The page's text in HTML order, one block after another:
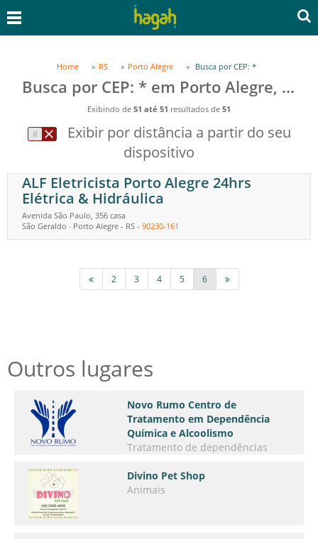
Home RS Porto Alegre Busca por CEP: *
Busca por CEP: * em Porto Alegre, RS
Exibindo de 51 até 51 resultados de 51
Exibir por distância a partir do seu
dispositivo
ALF Eletricista Porto Alegre 24hrs
Elétrica & Hidráulica
Avenida São Paulo, 356 casa
São Geraldo - Porto Alegre - RS - 90230-161
2 3 4 5 6
Outros lugares
Novo Rumo Centro de
Tratamento em Dependência
Química e Alcoolismo
Tratamento de dependências
Divino Pet Shop
Animais